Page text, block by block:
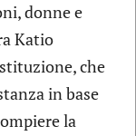
donne e
Katio
che
in base
la